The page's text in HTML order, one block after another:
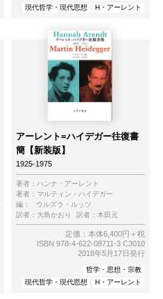
現代哲学・現代思想
H・アーレント
アーレント=ハイデガー往復書
簡【新装版】
1925-1975
著者： ハンナ・アーレント
著者： マルティン・ハイデガー
編：
ウルズラ・ルッツ
訳者： 大島かおり 訳者： 木田元
定価：本体6,400円＋税
ISBN 978-4-622-08711-3 C3010
2018年5月17日発行
哲学・思想・宗教
現代哲学・現代思想
H・アーレント